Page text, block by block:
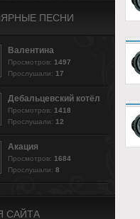
ПЕСНИ
Валентина
Просмотров: 1497
Прослушали: 17
Дебальцевский котёл
Просмотров: 1418
Прослушали: 12
Акация
Просмотров: 1684
Прослушали: 8
САЙТА